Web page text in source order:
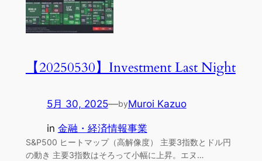
【20250530】Investment Last Night
5月 30, 2025—byMuroi Kazuo
in 金融・経済情報事業
S&P500 ヒートマップ（高解像度） 主要3指数とドル円
の動き 主要3指数はそろって小幅に上昇。エヌ…